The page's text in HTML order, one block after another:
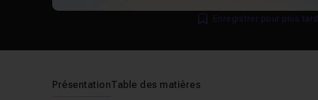
Enregistrer pour plus tard
PrésentationTable des matières